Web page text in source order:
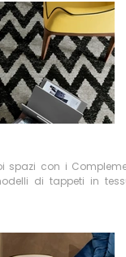
spazi con i
di tappeti in